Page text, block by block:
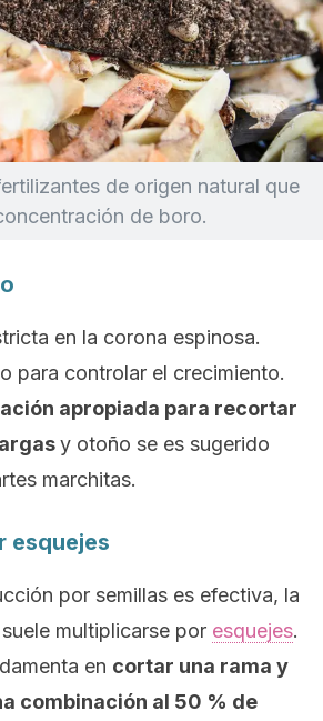
de origen natural que
de boro.
en la corona espinosa.
para controlar el crecimiento.
apropiada para recortar
y otoño se es sugerido
marchitas.
esquejes
por semillas es efectiva, la
multiplicarse por esquejes.
en cortar una rama y
combinación al 50 % de